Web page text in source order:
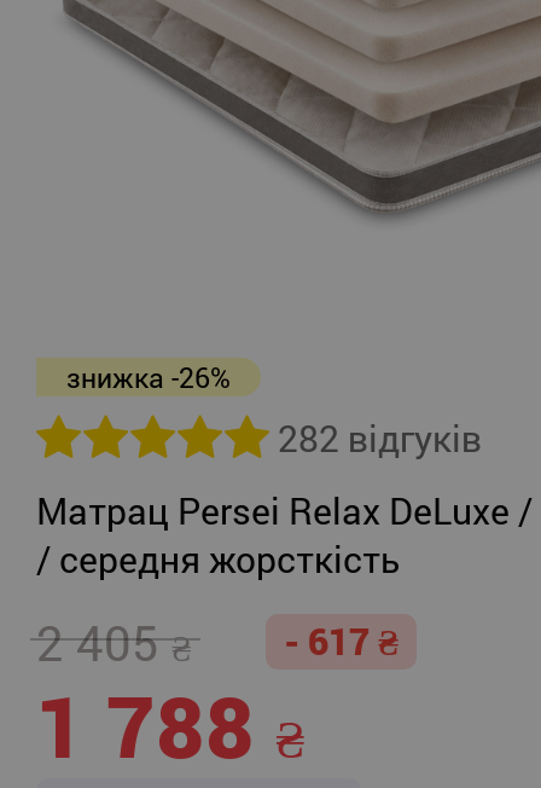
знижка -26%
282 відгуків
Матрац Persei Relax DeLuxe
/ середня жорсткість
2 405 - 617
1 788